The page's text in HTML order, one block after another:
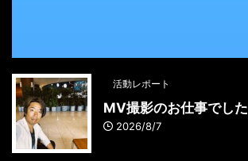
活動レポート
MV撮影のお仕事でした
2026/8/7